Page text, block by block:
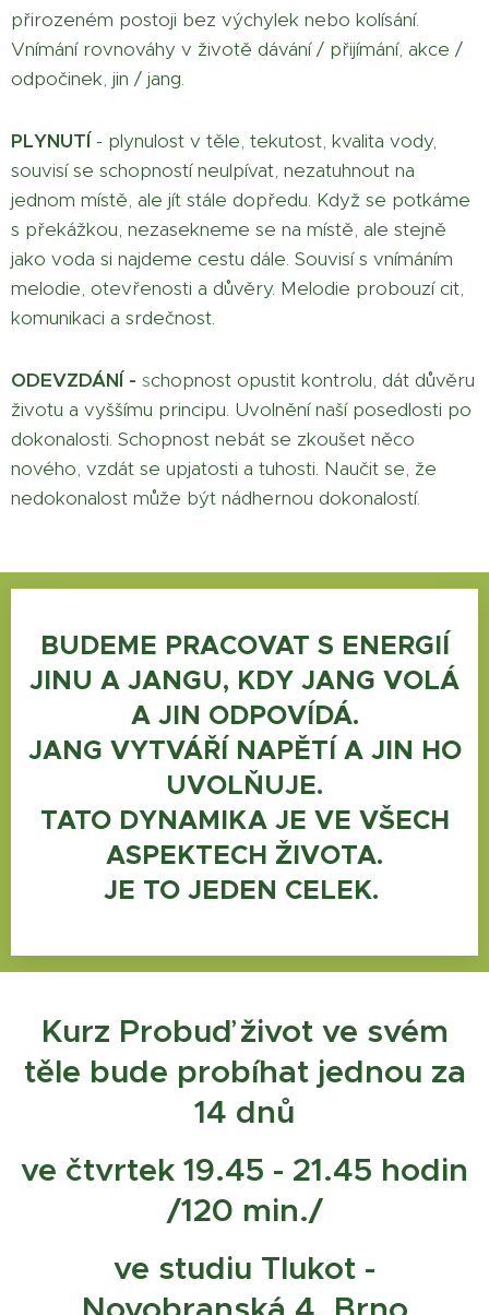
přirozeném postoji bez výchylek nebo kolísání.
Vnímání rovnováhy v životě dávání / přijímání, akce /
odpočinek, jin / jang.
PLYNUTÍ - plynulost v těle, tekutost, kvalita vody,
souvisí se schopností neulpívat, nezatuhnout na
jednom místě, ale jít stále dopředu. Když se potkáme
s překážkou, nezasekneme se na místě, ale stejně
jako voda si najdeme cestu dále. Souvisí s vnímáním
melodie, otevřenosti a důvěry. Melodie probouzí cit,
komunikaci a srdečnost.
ODEVZDÁNÍ - schopnost opustit kontrolu, dát důvěru
životu a vyššímu principu. Uvolnění naší posedlosti po
dokonalosti. Schopnost nebát se zkoušet něco
nového, vzdát se upjatosti a tuhosti. Naučit se, že
nedokonalost může být nádhernou dokonalostí.
BUDEME PRACOVAT S ENERGIÍ
JINU A JANGU, KDY JANG VOLÁ
A JIN ODPOVÍDÁ.
JANG VYTVÁŘÍ NAPĚTÍ A JIN HO
UVOLŇUJE.
TATO DYNAMIKA JE VE VŠECH
ASPEKTECH ŽIVOTA.
JE TO JEDEN CELEK.
Kurz Probuď život ve svém
těle bude probíhat jednou za
14 dnů
ve čtvrtek 19.45 - 21.45 hodin
/120 min./
ve studiu Tlukot -